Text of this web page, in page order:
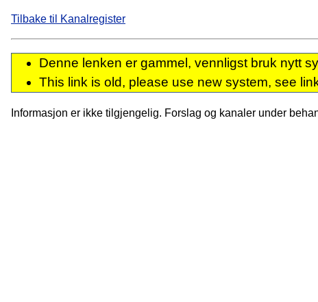
Tilbake til Kanalregister
Denne lenken er gammel, vennligst bruk nytt
This link is old, please use new system, see
Informasjon er ikke tilgjengelig. Forslag og kanaler under